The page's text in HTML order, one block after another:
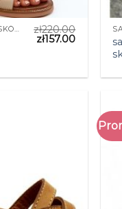
SANDAŁY DAMSKIE SKÓRZANE zł220.00
zł157.00